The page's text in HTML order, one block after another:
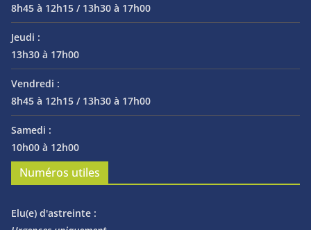
8h45 à 12h15 / 13h30 à 17h00
Jeudi :
13h30 à 17h00
Vendredi :
8h45 à 12h15 / 13h30 à 17h00
Samedi :
10h00 à 12h00
Numéros utiles
Elu(e) d'astreinte :